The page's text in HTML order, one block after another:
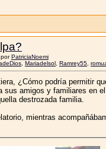
por PatriciaNoemi
, Mariadelsol , Ramrey55,
¿Cómo podría permitir
sus amigos y familiares en
destrozada familia.
mientras